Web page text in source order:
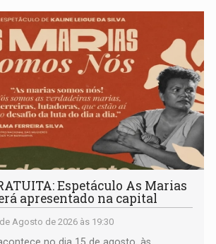
Espetáculo As Marias
apresentado na capital
Agosto de 2026 às 19:30